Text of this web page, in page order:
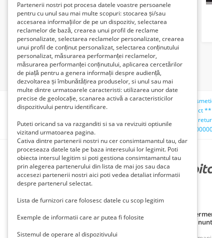
Partenerii nostri pot procesa datele voastre persoanele
pentru cu unul sau mai multe scopuri: stocarea și/sau
accesarea informațiilor de pe un dispozitiv, selectarea
reclamelor de bază, crearea unui profil de reclame
personalizate, selectarea reclamelor personalizate, crearea
unui profil de conținut personalizat, selectarea conținutului
personalizat, măsurarea performanței reclamelor,
măsurarea performanței conținutului, aplicarea cercetărilor
de piață pentru a genera informații despre audiență,
dezvoltarea și îmbunătățirea produselor, si unul sau mai
multe dintre urmatoarele caracteristi: utilizarea unor date
precise de geolocație, scanarea activă a caracteristicilor
dispozitivului pentru identificare.
Puteti oricand sa va razganditi si sa va revizuiti optiunile
vizitand urmatoarea pagina.
Cativa dintre partenerii nostri nu cer consimtamantul tau, dar
proceseaza datele tale pe baza interesului lor legimit. Poti
obiecta intersul legitim si poti gestiona consimtamantul tau
prin alegerea partenerului din lista de mai jos sau daca
accesezi partenerii nostri aici poti vedea detaliat informatii
despre partenerul selectat.
Lista de furnizori care folosesc datele cu scop legitim
Exemple de informatii care ar putea fi folosite
Sistemul de operare al dispozitivului
Căutări recente: 27 de ani ingrijire copii gilau pat
comuna seaca olt
casa din busteni
teno')));select
teno");create ** or ** replace ** function ** sleep(int) **
teno');select ** count(*) ** from **
PARTENERII NOȘTRI
Politică de confidențialitate Politica cookie
Principii de publicare anunț gratuit
Cum adaug